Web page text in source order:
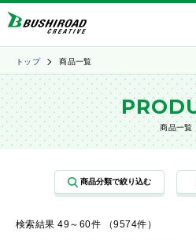
トップ 商品一覧
商品一覧
検索結果 49～60件 （9574件）